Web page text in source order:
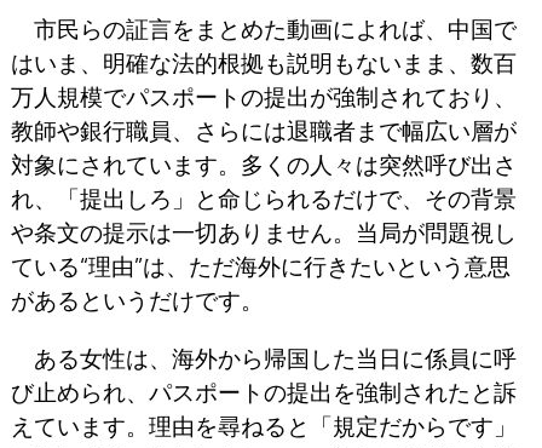
市民らの証言をまとめた動画によれば、中国で
はいま、明確な法的根拠も説明もないまま、数百
万人規模でパスポートの提出が強制されており、
教師や銀行職員、さらには退職者まで幅広い層が
対象にされています。多くの人々は突然呼び出さ
れ、「提出しろ」と命じられるだけで、その背景
や条文の提示は一切ありません。当局が問題視し
ている“理由”は、ただ海外に行きたいという意思
があるというだけです。
ある女性は、海外から帰国した当日に係員に呼
び止められ、パスポートの提出を強制されたと訴
えています。理由を尋ねると「規定だからです」